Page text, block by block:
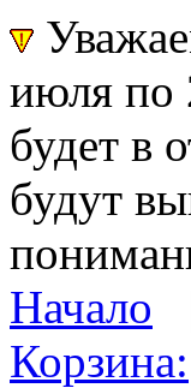
июля по
будет в
будут
Начало
Корзина: